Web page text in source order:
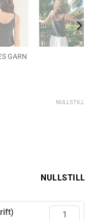
GARN
NULLSTILL
NULLSTILL